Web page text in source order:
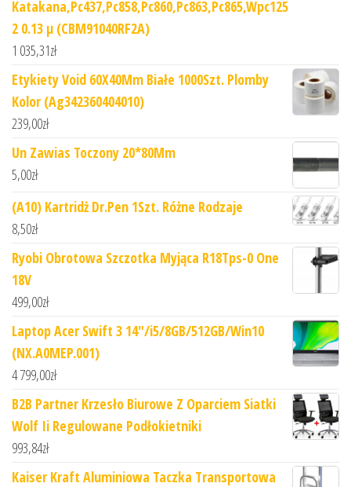
Katakana,Pc437,Pc858,Pc860,Pc863,Pc865,Wpc125
2 0.13 µ (CBM91040RF2A)
1 035,31zł
Etykiety Void 60X40Mm Białe 1000Szt. Plomby
Kolor (Ag342360404010)
239,00zł
Un Zawias Toczony 20*80Mm
5,00zł
(A10) Kartridż Dr.Pen 1Szt. Różne Rodzaje
8,50zł
Ryobi Obrotowa Szczotka Myjąca R18Tps-0 One
18V
499,00zł
Laptop Acer Swift 3 14"/i5/8GB/512GB/Win10
(NX.A0MEP.001)
4 799,00zł
B2B Partner Krzesło Biurowe Z Oparciem Siatki
Wolf Ii Regulowane Podłokietniki
993,84zł
Kaiser Kraft Aluminiowa Taczka Transportowa